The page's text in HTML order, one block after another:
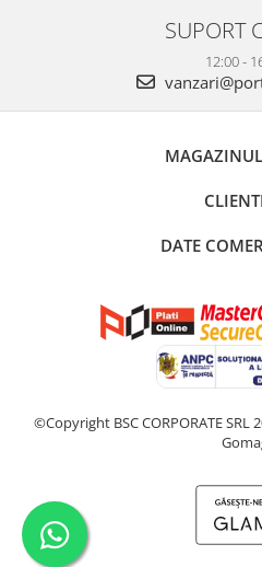
SUPORT
12:00 -
DATE
©Copyright BSC CORPORATE SRL